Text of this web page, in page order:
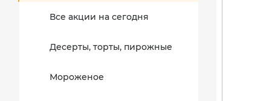
Все акции на сегодня
Десерты, торты, пирожные
Мороженое